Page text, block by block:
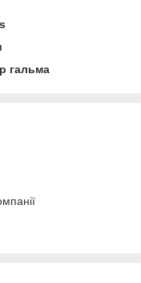
гальма